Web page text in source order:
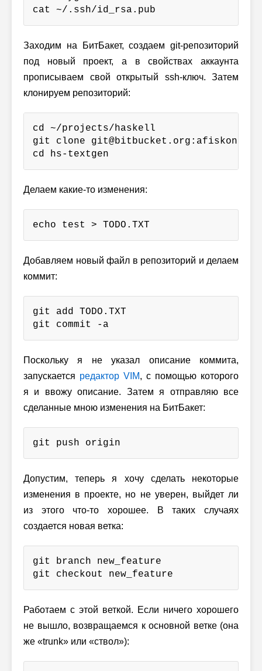
cat ~/.ssh/id_rsa.pub
Заходим на БитБакет, создаем git-репозиторий
под новый проект, а в свойствах аккаунта
прописываем свой открытый ssh-ключ. Затем
клонируем репозиторий:
cd ~/projects/haskell
git clone git@bitbucket.org:afiskon/
cd hs-textgen
Делаем какие-то изменения:
echo test > TODO.TXT
Добавляем новый файл в репозиторий и делаем
коммит:
git add TODO.TXT
git commit -a
Поскольку я не указал описание коммита,
запускается редактор VIM, с помощью которого
я и ввожу описание. Затем я отправляю все
сделанные мною изменения на БитБакет:
git push origin
Допустим, теперь я хочу сделать некоторые
изменения в проекте, но не уверен, выйдет ли
из этого что-то хорошее. В таких случаях
создается новая ветка:
git branch new_feature
git checkout new_feature
Работаем с этой веткой. Если ничего хорошего
не вышло, возвращаемся к основной ветке (она
же «trunk» или «ствол»):